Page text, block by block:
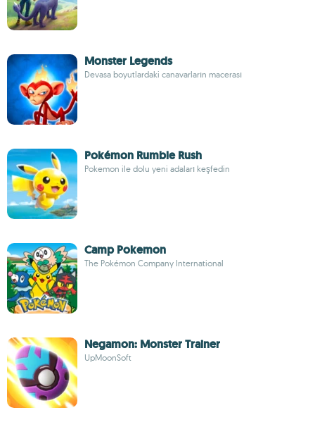
Monster Legends
Devasa boyutlardaki canavarların macerası
Pokémon Rumble Rush
Pokemon ile dolu yeni adaları keşfedin
Camp Pokemon
The Pokémon Company International
Negamon: Monster Trainer
UpMoonSoft